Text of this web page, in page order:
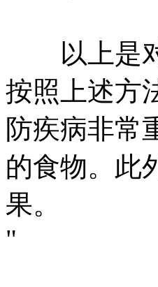
以上是对
按照上述方
防疾病非常
的食物。此
果。
"